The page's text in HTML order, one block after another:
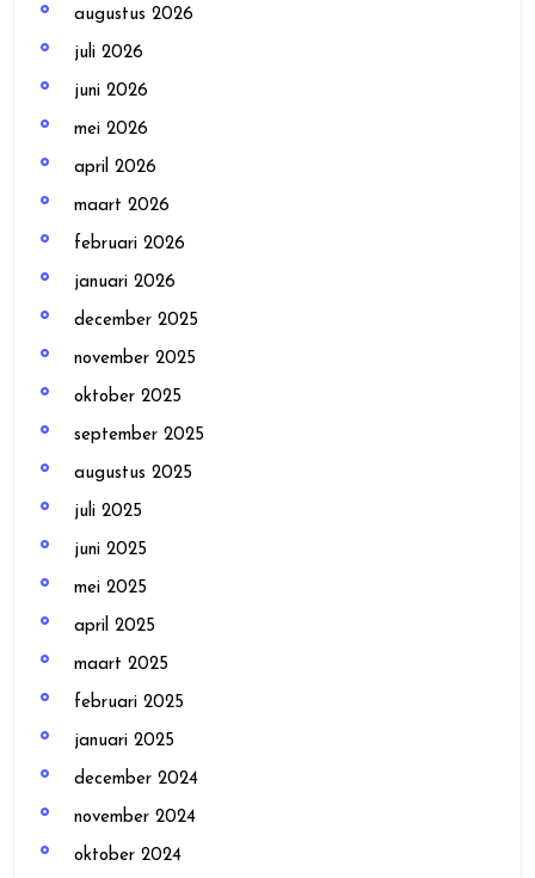
augustus 2026
juli 2026
juni 2026
mei 2026
april 2026
maart 2026
februari 2026
januari 2026
december 2025
november 2025
oktober 2025
september 2025
augustus 2025
juli 2025
juni 2025
mei 2025
april 2025
maart 2025
februari 2025
januari 2025
december 2024
november 2024
oktober 2024